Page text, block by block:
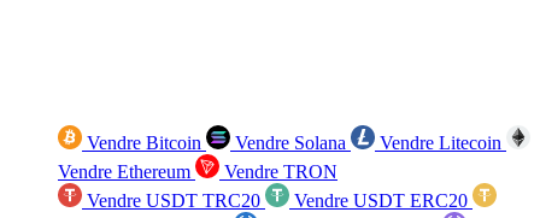
Vendre Bitcoin Vendre Solana
Vendre Litecoin
Vendre Ethereum
Vendre TRON
Vendre USDT TRC20
Vendre USDT ERC20